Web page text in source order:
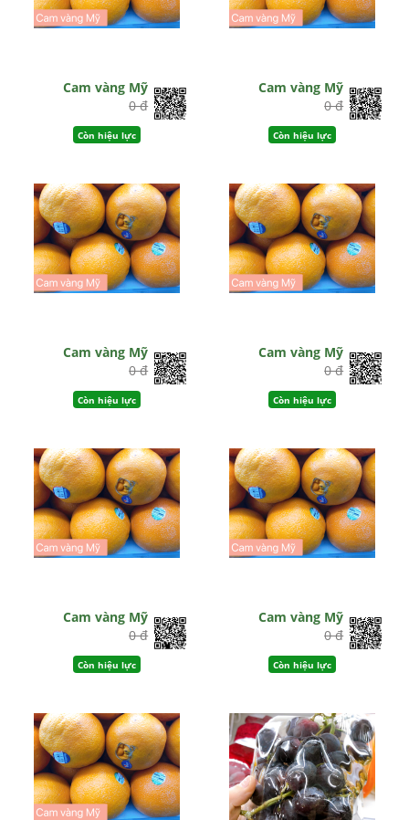
Cam vàng Mỹ
0 đ
Còn hiệu lực
Cam vàng Mỹ
0 đ
Còn hiệu lực
Cam vàng Mỹ
0 đ
Còn hiệu lực
Cam vàng Mỹ
0 đ
Còn hiệu lực
Cam vàng Mỹ
0 đ
Còn hiệu lực
Cam vàng Mỹ
0 đ
Còn hiệu lực